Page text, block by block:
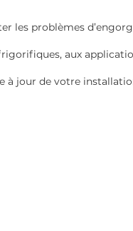
les problèmes
aux
à jour de votre